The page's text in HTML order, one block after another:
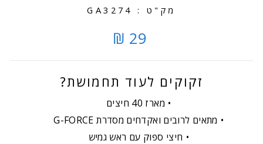
מק"ט : GA3274
29 ₪
זקוקים לעוד תחמושת?
מארז 40 חיצים
מתאים לרובים ואקדחים מסדרת G-FORCE
חיצי ספוק עם ראש גמיש